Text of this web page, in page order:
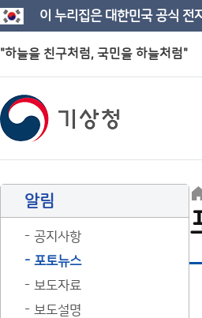
이 누리집은 대한민국 공식 전
"하늘을 친구처럼, 국민을 하늘처럼"
알림
공지사항
포토뉴스
보도자료
보도설명